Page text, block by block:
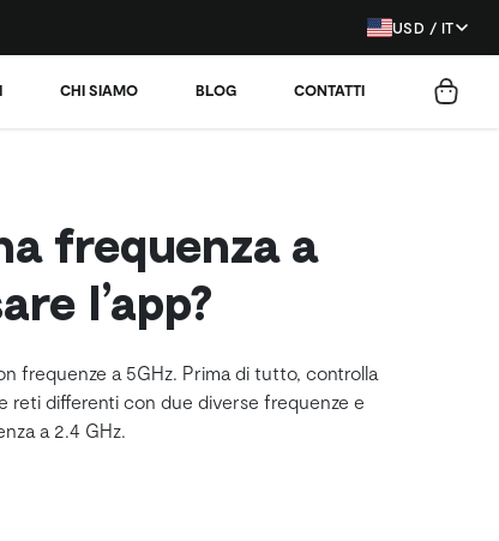
USD / IT
CHI SIAMO BLOG CONTATTI
frequenza a
l’app?
frequenze a 5GHz. Prima di tutto, controlla
reti differenti con due diverse frequenze e
a 2.4 GHz.